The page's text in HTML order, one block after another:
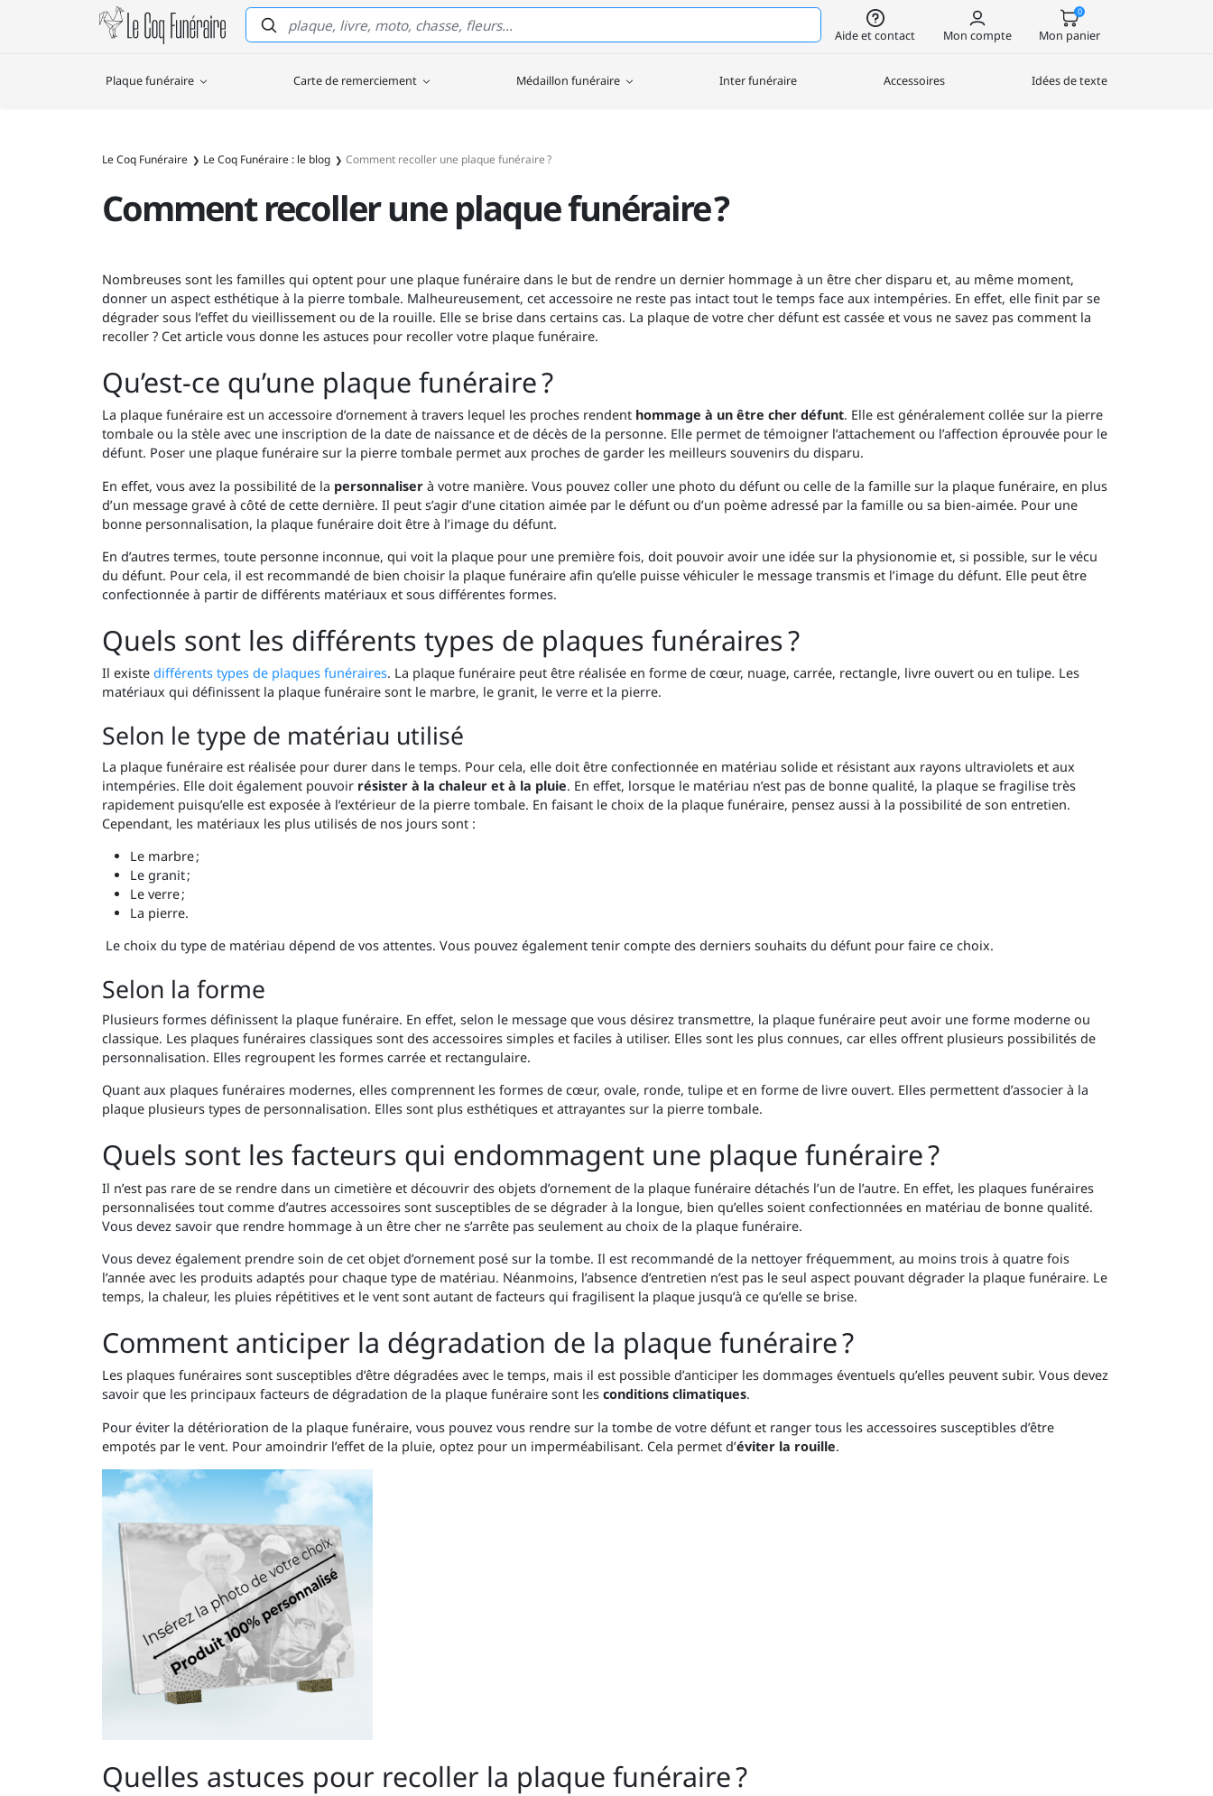
Le Coq Funéraire
Aide et contact Mon compte
0
Mon panier
Plaque funéraire Carte de remerciement Médaillon funéraire Inter funéraire Accessoires Idées de texte
Le Coq Funéraire Le Coq Funéraire : le blog Comment recoller une plaque funéraire ?
Comment recoller une plaque funéraire ?
Nombreuses sont les familles qui optent pour une plaque funéraire dans le but de rendre un dernier hommage à un être cher disparu et, au même moment,
donner un aspect esthétique à la pierre tombale. Malheureusement, cet accessoire ne reste pas intact tout le temps face aux intempéries. En effet, elle finit par se
dégrader sous l’effet du vieillissement ou de la rouille. Elle se brise dans certains cas. La plaque de votre cher défunt est cassée et vous ne savez pas comment la
recoller ? Cet article vous donne les astuces pour recoller votre plaque funéraire.
Qu’est-ce qu’une plaque funéraire ?
La plaque funéraire est un accessoire d’ornement à travers lequel les proches rendent hommage à un être cher défunt. Elle est généralement collée sur la pierre
tombale ou la stèle avec une inscription de la date de naissance et de décès de la personne. Elle permet de témoigner l’attachement ou l’affection éprouvée pour le
défunt. Poser une plaque funéraire sur la pierre tombale permet aux proches de garder les meilleurs souvenirs du disparu.
En effet, vous avez la possibilité de la personnaliser à votre manière. Vous pouvez coller une photo du défunt ou celle de la famille sur la plaque funéraire, en plus
d’un message gravé à côté de cette dernière. Il peut s’agir d’une citation aimée par le défunt ou d’un poème adressé par la famille ou sa bien-aimée. Pour une
bonne personnalisation, la plaque funéraire doit être à l’image du défunt.
En d’autres termes, toute personne inconnue, qui voit la plaque pour une première fois, doit pouvoir avoir une idée sur la physionomie et, si possible, sur le vécu
du défunt. Pour cela, il est recommandé de bien choisir la plaque funéraire afin qu’elle puisse véhiculer le message transmis et l’image du défunt. Elle peut être
confectionnée à partir de différents matériaux et sous différentes formes.
Quels sont les différents types de plaques funéraires ?
Il existedifférents types de plaques funéraires. La plaque funéraire peut être réalisée en forme de cœur, nuage, carrée, rectangle, livre ouvert ou en tulipe. Les
matériaux qui définissent la plaque funéraire sont le marbre, le granit, le verre et la pierre.
Selon le type de matériau utilisé
La plaque funéraire est réalisée pour durer dans le temps. Pour cela, elle doit être confectionnée en matériau solide et résistant aux rayons ultraviolets et aux
intempéries. Elle doit également pouvoir résister à la chaleur et à la pluie. En effet, lorsque le matériau n’est pas de bonne qualité, la plaque se fragilise très
rapidement puisqu’elle est exposée à l’extérieur de la pierre tombale. En faisant le choix de la plaque funéraire, pensez aussi à la possibilité de son entretien.
Cependant, les matériaux les plus utilisés de nos jours sont :
Le marbre ;
Le granit ;
Le verre ;
La pierre.
Le choix du type de matériau dépend de vos attentes. Vous pouvez également tenir compte des derniers souhaits du défunt pour faire ce choix.
Selon la forme
Plusieurs formes définissent la plaque funéraire. En effet, selon le message que vous désirez transmettre, la plaque funéraire peut avoir une forme moderne ou
classique. Les plaques funéraires classiques sont des accessoires simples et faciles à utiliser. Elles sont les plus connues, car elles offrent plusieurs possibilités de
personnalisation. Elles regroupent les formes carrée et rectangulaire.
Quant aux plaques funéraires modernes, elles comprennent les formes de cœur, ovale, ronde, tulipe et en forme de livre ouvert. Elles permettent d’associer à la
plaque plusieurs types de personnalisation. Elles sont plus esthétiques et attrayantes sur la pierre tombale.
Quels sont les facteurs qui endommagent une plaque funéraire ?
Il n’est pas rare de se rendre dans un cimetière et découvrir des objets d’ornement de la plaque funéraire détachés l’un de l’autre. En effet, les plaques funéraires
personnalisées tout comme d’autres accessoires sont susceptibles de se dégrader à la longue, bien qu’elles soient confectionnées en matériau de bonne qualité.
Vous devez savoir que rendre hommage à un être cher ne s’arrête pas seulement au choix de la plaque funéraire.
Vous devez également prendre soin de cet objet d’ornement posé sur la tombe. Il est recommandé de la nettoyer fréquemment, au moins trois à quatre fois
l’année avec les produits adaptés pour chaque type de matériau. Néanmoins, l’absence d’entretien n’est pas le seul aspect pouvant dégrader la plaque funéraire. Le
temps, la chaleur, les pluies répétitives et le vent sont autant de facteurs qui fragilisent la plaque jusqu’à ce qu’elle se brise.
Comment anticiper la dégradation de la plaque funéraire ?
Les plaques funéraires sont susceptibles d’être dégradées avec le temps, mais il est possible d’anticiper les dommages éventuels qu’elles peuvent subir. Vous devez
savoir que les principaux facteurs de dégradation de la plaque funéraire sont lesconditions climatiques.
Pour éviter la détérioration de la plaque funéraire, vous pouvez vous rendre sur la tombe de votre défunt et ranger tous les accessoires susceptibles d’être
empotés par le vent. Pour amoindrir l’effet de la pluie, optez pour un imperméabilisant. Cela permet d’éviter la rouille.
Quelles astuces pour recoller la plaque funéraire ?